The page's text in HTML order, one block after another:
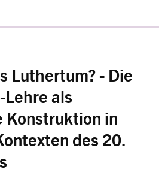
Luthertum? - Die
als
Konstruktion in
des 20.